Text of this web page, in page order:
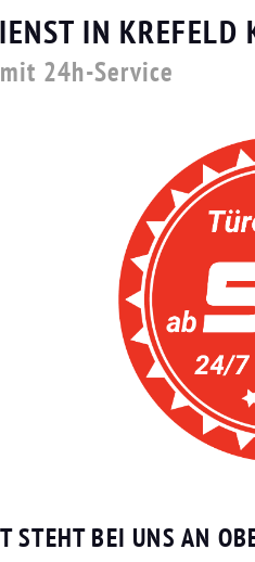
IN
24h-Service
STEHT BEI UNS AN